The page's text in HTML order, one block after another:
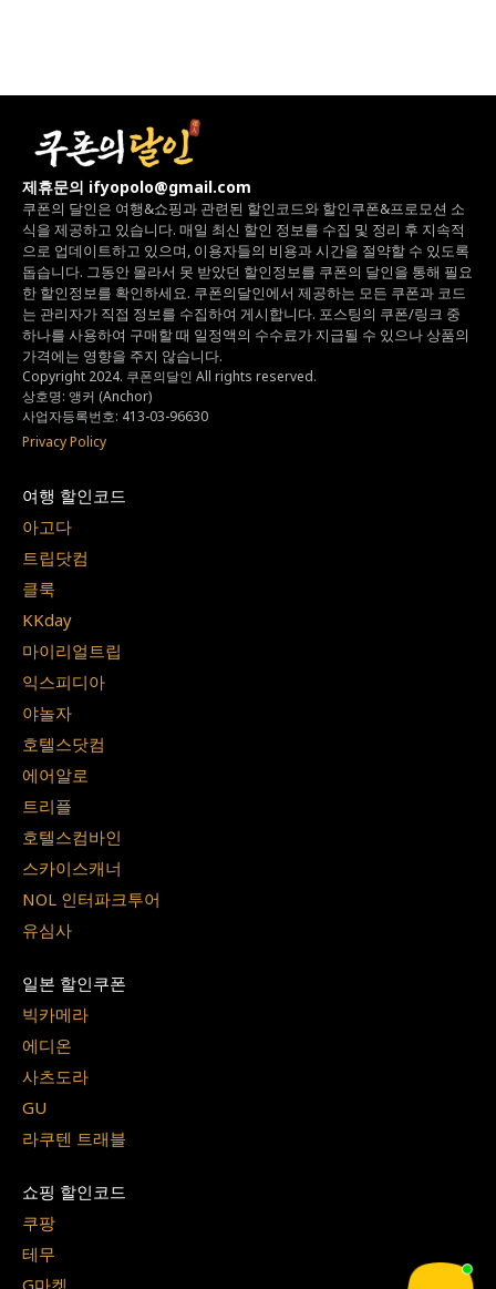
제휴문의 ifyopolo@gmail.com
쿠폰의 달인은 여행&쇼핑과 관련된 할인코드와 할인쿠폰&프로모션 소
식을 제공하고 있습니다. 매일 최신 할인 정보를 수집 및 정리 후 지속적
으로 업데이트하고 있으며, 이용자들의 비용과 시간을 절약할 수 있도록
돕습니다. 그동안 몰라서 못 받았던 할인정보를 쿠폰의 달인을 통해 필요
한 할인정보를 확인하세요. 쿠폰의달인에서 제공하는 모든 쿠폰과 코드
는 관리자가 직접 정보를 수집하여 게시합니다. 포스팅의 쿠폰/링크 중
하나를 사용하여 구매할 때 일정액의 수수료가 지급될 수 있으나상품의
가격에는 영향을 주지 않습니다.
Copyright 2024. 쿠폰의달인 All rights reserved.
상호명: 앵커 (Anchor)
사업자등록번호: 413-03-96630
Privacy Policy
여행 할인코드
아고다
트립닷컴
클룩
KKday
마이리얼트립
익스피디아
야놀자
호텔스닷컴
에어알로
트리플
호텔스컴바인
스카이스캐너
NOL 인터파크투어
유심사
일본 할인쿠폰
빅카메라
에디온
사츠도라
GU
라쿠텐 트래블
쇼핑 할인코드
쿠팡
테무
G마켓